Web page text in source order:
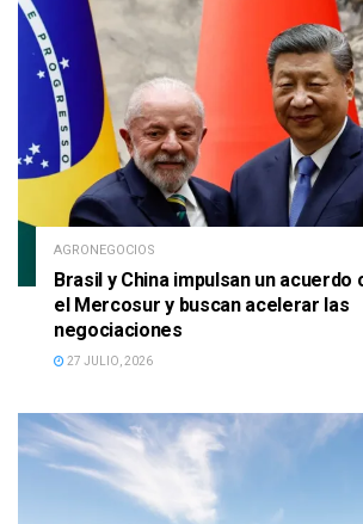
AGRONEGOCIOS
Brasil y China impulsan un
el Mercosur y buscan acelerar las
negociaciones
27 JULIO, 2026